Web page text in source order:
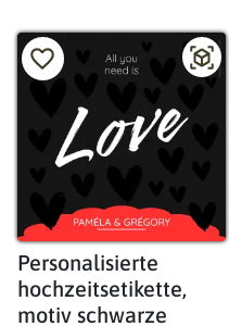
Personalisierte
hochzeitsetikette,
motiv schwarze